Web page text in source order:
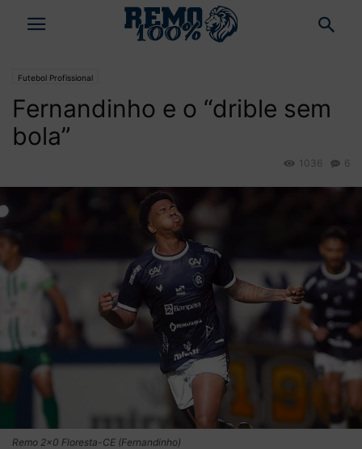
Futebol Profissional
Fernandinho e o “drible sem
bola”
6
1036
Remo 2×0 Floresta-CE (Fernandinho)